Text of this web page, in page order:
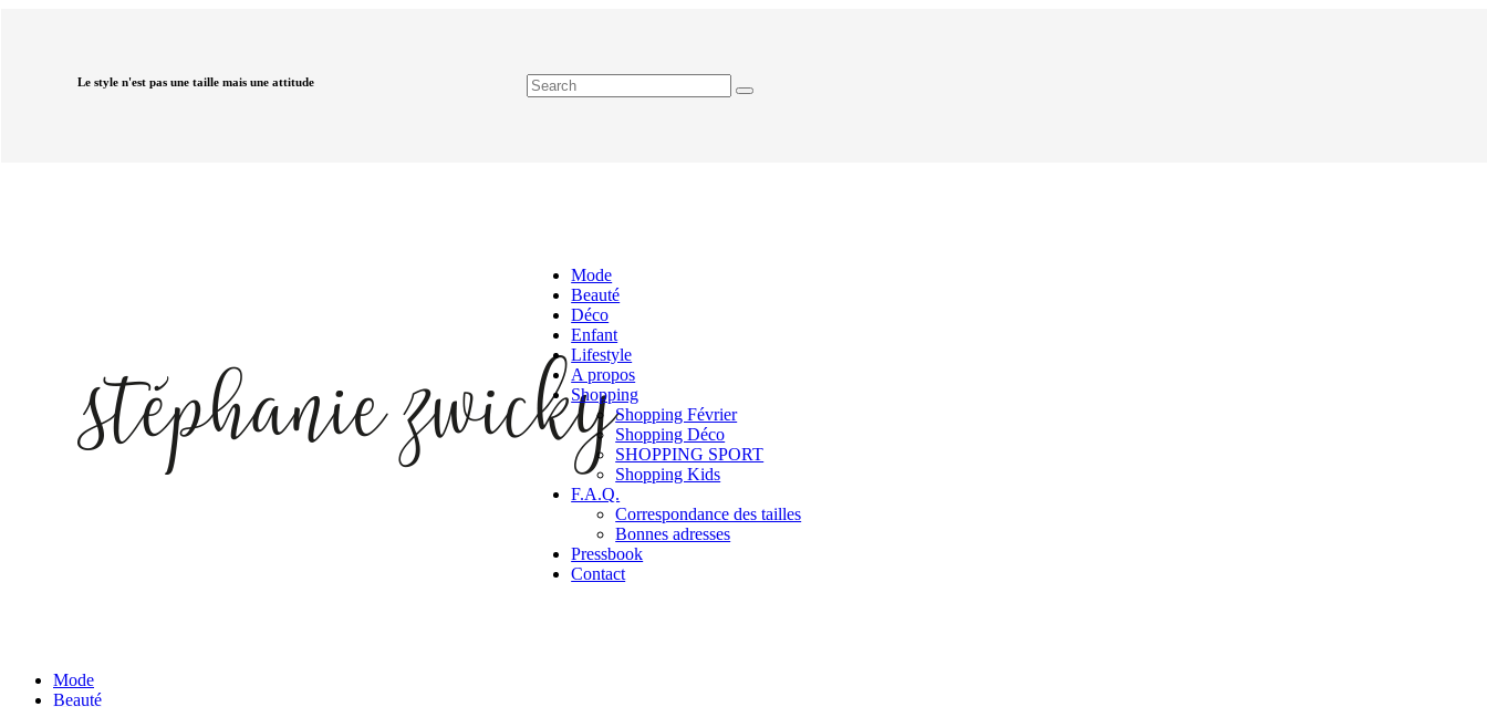
Le style n'est pas une taille mais une attitude
Mode
Beauté
Déco
Enfant
Lifestyle
A propos
Shopping
Shopping Février
Shopping Déco
SHOPPING SPORT
Shopping Kids
F.A.Q.
Correspondance des tailles
Bonnes adresses
Pressbook
Contact
Mode
Beauté